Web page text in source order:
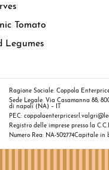
Tomato
Legumes
Ragione Sociale: Coppola
Sede Legale: Via Casamanna 88,
di napoli (NA) – IT
PEC:
Registro delle imprese presso la
Numero Rea: NA-502774Capitale in